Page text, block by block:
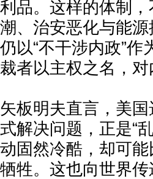
利品。这样的体制
潮、治安恶化与能
仍以“不干涉内政”
裁者以主权之名，
矢板明夫直言，美
式解决问题，正是“
动固然冷酷，却可
牺牲。这也向世界